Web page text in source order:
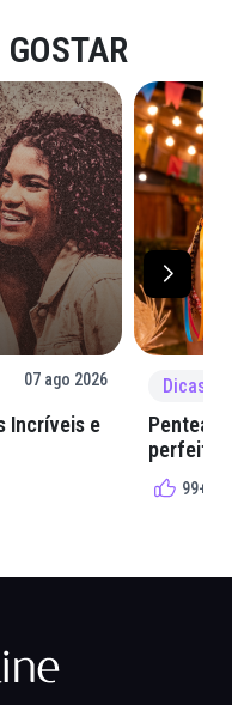
07 ago 2026
Incríveis e
perfeita
99+